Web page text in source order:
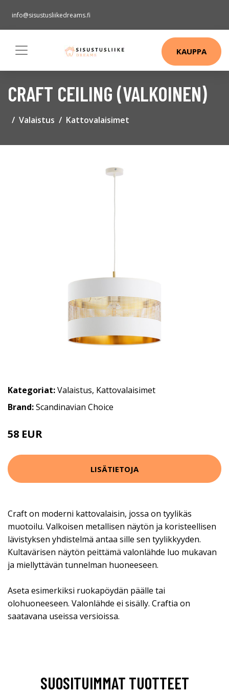
info@sisustusliikedreams.fi
KAUPPA
CRAFT CEILING (VALKOINEN)
Valaistus Kattovalaisimet
Kategoriat:Valaistus, Kattovalaisimet
Brand:Scandinavian Choice
58 EUR
LISÄTIETOJA
Craft on moderni kattovalaisin, jossa on tyylikäs
muotoilu. Valkoisen metallisen näytön ja koristeellisen
lävistyksen yhdistelmä antaa sille sen tyylikkyyden.
Kultavärisen näytön peittämä valonlähde luo mukavan
ja miellyttävän tunnelman huoneeseen.
Aseta esimerkiksi ruokapöydän päälle tai
olohuoneeseen. Valonlähde ei sisälly. Craftia on
saatavana useissa versioissa.
SUOSITUIMMAT TUOTTEET